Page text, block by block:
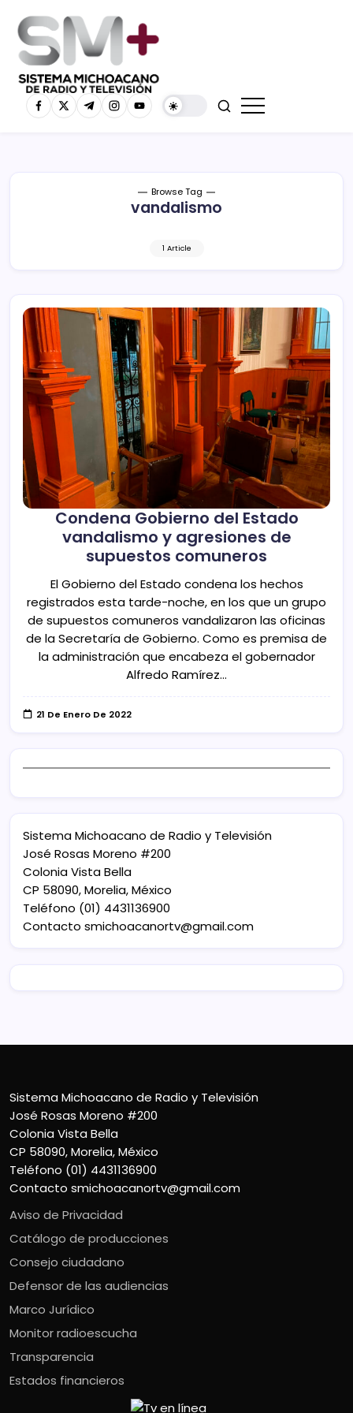
Browse Tag
vandalismo
1 Article
Condena Gobierno del Estado
vandalismo y agresiones de
supuestos comuneros
El Gobierno del Estado condena los hechos
registrados esta tarde-noche, en los que un grupo
de supuestos comuneros vandalizaron las oficinas
de la Secretaría de Gobierno. Como es premisa de
la administración que encabeza el gobernador
Alfredo Ramírez…
21 De Enero De 2022
Sistema Michoacano de Radio y Televisión
José Rosas Moreno #200
Colonia Vista Bella
CP 58090, Morelia, México
Teléfono (01) 4431136900
Contacto smichoacanortv@gmail.com
Sistema Michoacano de Radio y Televisión
José Rosas Moreno #200
Colonia Vista Bella
CP 58090, Morelia, México
Teléfono (01) 4431136900
Contacto smichoacanortv@gmail.com
Aviso de Privacidad
Catálogo de producciones
Consejo ciudadano
Defensor de las audiencias
Marco Jurídico
Monitor radioescucha
Transparencia
Estados financieros